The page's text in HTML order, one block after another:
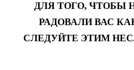
ДЛЯ ТОГО, ЧТОБЫ
РАДОВАЛИ ВАС
СЛЕДУЙТЕ ЭТИМ